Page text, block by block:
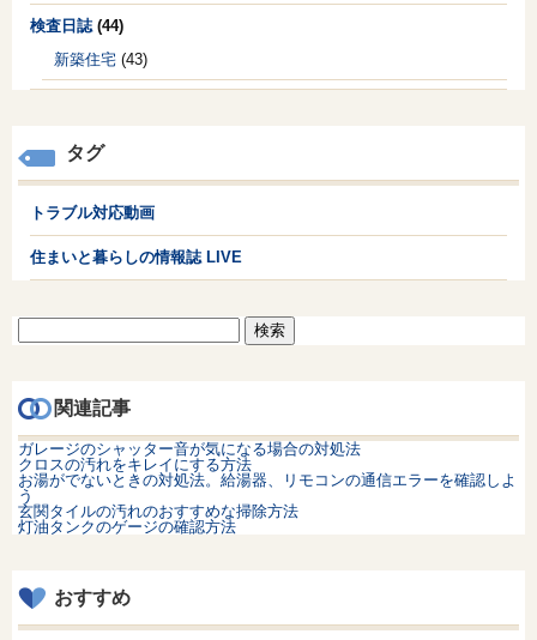
検査日誌(44)
新築住宅 (43)
タグ
トラブル対応動画
住まいと暮らしの情報誌 LIVE
関連記事
ガレージのシャッター音が気になる場合の対処法
クロスの汚れをキレイにする方法
お湯がでないときの対処法。給湯器、リモコンの通信エラーを確認しよ
う
玄関タイルの汚れのおすすめな掃除方法
灯油タンクのゲージの確認方法
おすすめ